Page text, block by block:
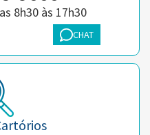
8h30 às 17h30
CHAT